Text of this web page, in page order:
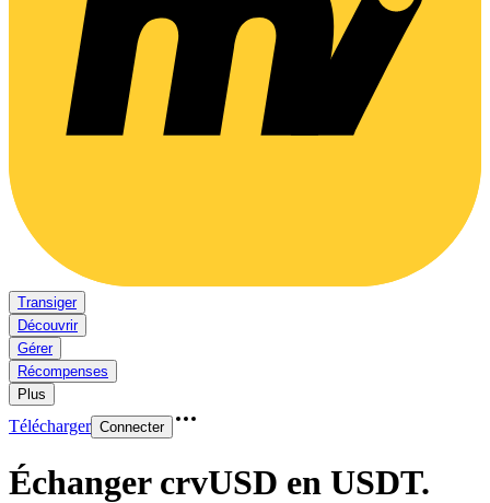
Transiger
Découvrir
Gérer
Récompenses
Plus
Télécharger Connecter
Échanger crvUSD en USDT.